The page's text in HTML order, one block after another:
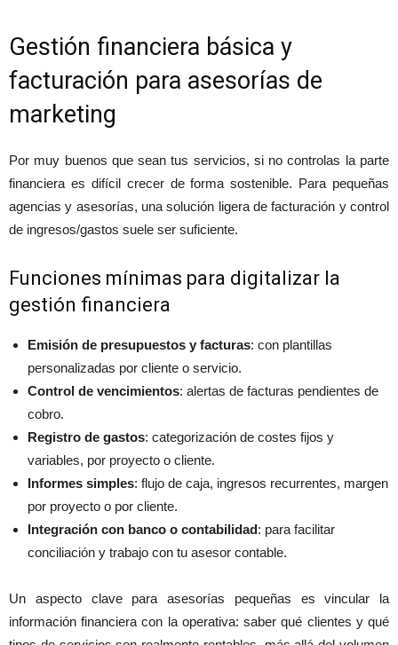
Gestión financiera básica y
facturación para asesorías de
marketing
Por muy buenos que sean tus servicios, si no controlas la parte
financiera es difícil crecer de forma sostenible. Para pequeñas
agencias y asesorías, una solución ligera de facturación y control
de ingresos/gastos suele ser suficiente.
Funciones mínimas para digitalizar la
gestión financiera
Emisión de presupuestos y facturas: con plantillas
personalizadas por cliente o servicio.
Control de vencimientos: alertas de facturas pendientes de
cobro.
Registro de gastos: categorización de costes fijos y
variables, por proyecto o cliente.
Informes simples: flujo de caja, ingresos recurrentes, margen
por proyecto o por cliente.
Integración con banco o contabilidad: para facilitar
conciliación y trabajo con tu asesor contable.
Un aspecto clave para asesorías pequeñas es vincular la
información financiera con la operativa: saber qué clientes y qué